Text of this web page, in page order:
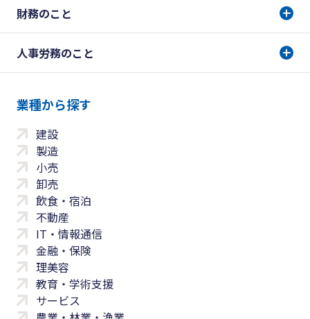
財務のこと
人事労務のこと
業種から探す
建設
製造
小売
卸売
飲食・宿泊
不動産
IT・情報通信
金融・保険
理美容
教育・学術支援
サービス